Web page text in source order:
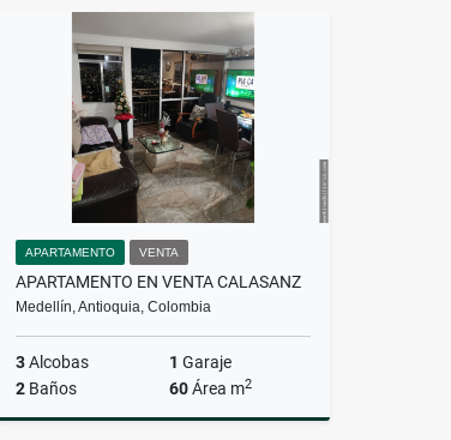
$1.200.000.000
APARTAMENTO VENTA
APARTAMENTO EN VENTA CALASANZ
Medellín, Antioquia, Colombia
3Alcobas 1 Garaje
2 Baños 60Área m2